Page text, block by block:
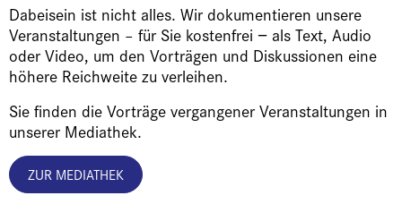
Dabeisein ist nicht alles. Wir dokumentieren unsere
Veranstaltungen – für Sie kostenfrei − als Text, Audio
oder Video, um den Vorträgen und Diskussionen eine
höhere Reichweite zu verleihen.
Sie finden die Vorträge vergangener Veranstaltungen in
unserer Mediathek.
ZUR MEDIATHEK